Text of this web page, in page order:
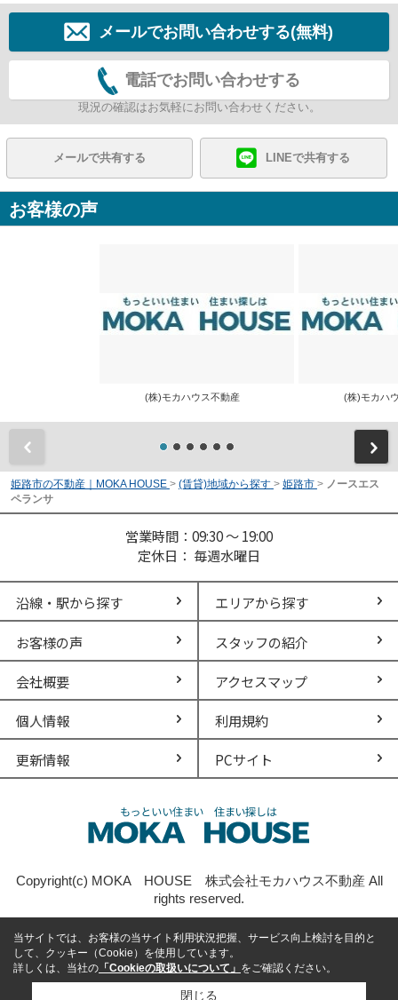
メールでお問い合わせする(無料)
電話でお問い合わせする
現況の確認はお気軽にお問い合わせください。
メールで共有する LINEで共有する
お客様の声
(株)モカハウス不動産 (株)モカハ
姫路市の不動産｜MOKA HOUSE > (賃貸)地域から探す > 姫路市 > ノースエス
ペランサ
営業時間：09:30 ～ 19:00
定休日： 毎週水曜日
沿線・駅から探す エリアから探す
お客様の声 スタッフの紹介
会社概要 アクセスマップ
個人情報 利用規約
更新情報 PCサイト
Copyright(c) MOKA HOUSE 株式会社モカハウス不動産 All
rights reserved.
当サイトでは、お客様の当サイト利用状況把握、サービス向上検討を目的と
して、クッキー（Cookie）を使用しています。
詳しくは、当社の 「Cookieの取扱いについて」 をご確認ください。
閉じる